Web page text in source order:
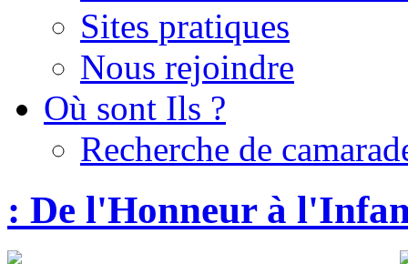
Sites pratiques
Nous rejoindre
Où sont Ils ?
Recherche de
: De l'Honneur à